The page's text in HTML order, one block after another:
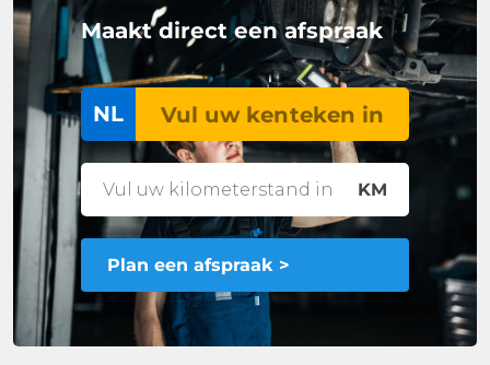
Maakt direct een afspraak
NL
KM
Plan een afspraak >